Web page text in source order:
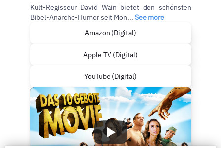
Kult-Regisseur David Wain bietet den schönsten
Bibel-Anarcho-Humor seit Mon... See more
Amazon (Digital)
Apple TV (Digital)
YouTube (Digital)